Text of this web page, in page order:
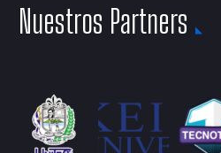
Nuestros Partners